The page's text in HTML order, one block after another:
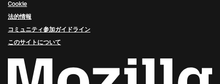
Cookie
法的情報
コミュニティ参加ガイドライン
このサイトについて